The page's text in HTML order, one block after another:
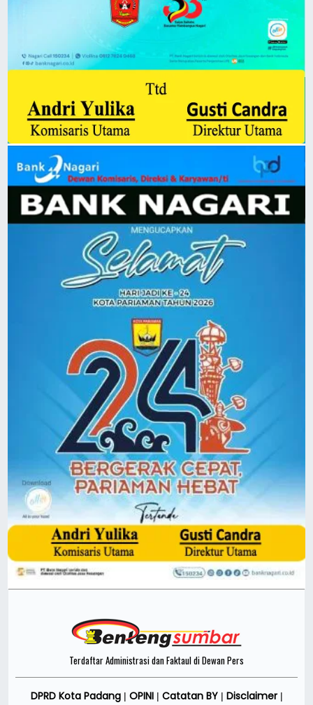
Terdaftar Administrasi dan Faktaul di Dewan Pers
DPRD Kota Padang| OPINI| Catatan BY| Disclaimer|